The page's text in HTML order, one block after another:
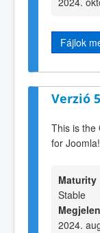
Fájlok
Verzió
This is the
for
Maturity
Stable
2024.